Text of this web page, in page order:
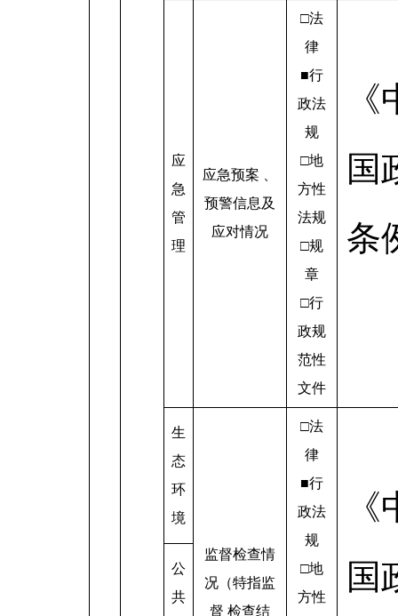
应
急
管
理
应急预案 、
预警信息及
应对情况
□法
律
■行
政法
规
□地
方性
法规
□规
章
□行
政规
范性
文件
国
条
生
态
环
境
监督检查情
况（特指监
督 检查结
□法
律
■行
政法
规
□地
方性
国
公
共